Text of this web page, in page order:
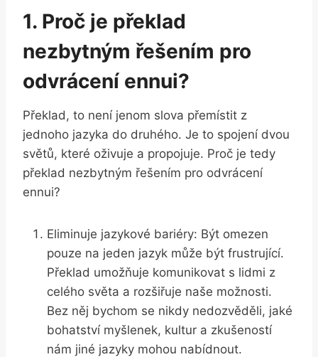
1. Proč je překlad
nezbytným řešením pro
odvrácení ennui?
Překlad, to není jenom slova přemístit z
jednoho jazyka do druhého. Je to spojení dvou
světů, které oživuje a propojuje. Proč je tedy
překlad nezbytným řešením pro odvrácení
ennui?
Eliminuje jazykové bariéry: Být omezen
pouze na jeden jazyk může být frustrující.
Překlad umožňuje komunikovat s lidmi z
celého světa a rozšiřuje naše možnosti.
Bez něj bychom se nikdy nedozvěděli, jaké
bohatství myšlenek, kultur a zkušeností
nám jiné jazyky mohou nabídnout.